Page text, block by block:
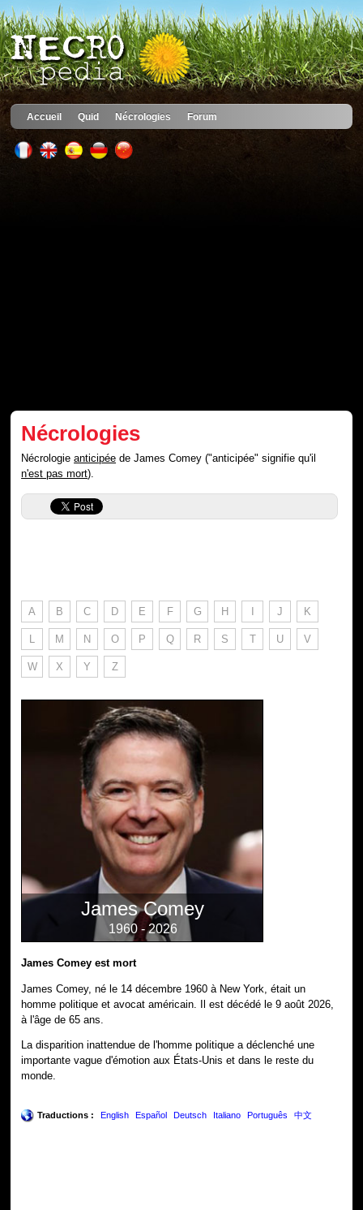
Accueil Quid Nécrologies Forum
Nécrologies
Nécrologieanticipée de James Comey ("anticipée" signifie qu'il
n'est pas mort).
A B C D E F G H I J K
L M N O P Q R S T U V
W X Y Z
James Comey
1960 - 2026
James Comey est mort
James Comey, né le 14 décembre 1960 à New York, était un
homme politique et avocat américain. Il est décédé le 9 août 2026,
à l'âge de 65 ans.
La disparition inattendue de l'homme politique a déclenché une
importante vague d'émotion aux États-Unis et dans le reste du
monde.
Traductions : English Español Deutsch Italiano Português 中文